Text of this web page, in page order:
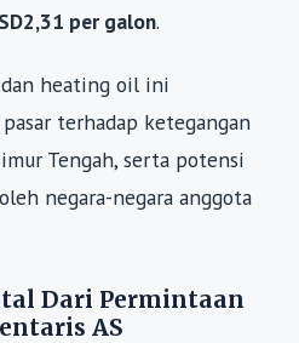
per galon.
heating oil ini
terhadap ketegangan
Tengah, serta potensi
negara-negara anggota
Dari Permintaan
AS